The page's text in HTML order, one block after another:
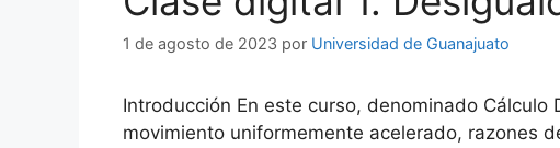
1 de agosto de 2023 por Universidad de Guanajuato
Introducción En este curso, denominado
movimiento uniformemente acelerado, razones